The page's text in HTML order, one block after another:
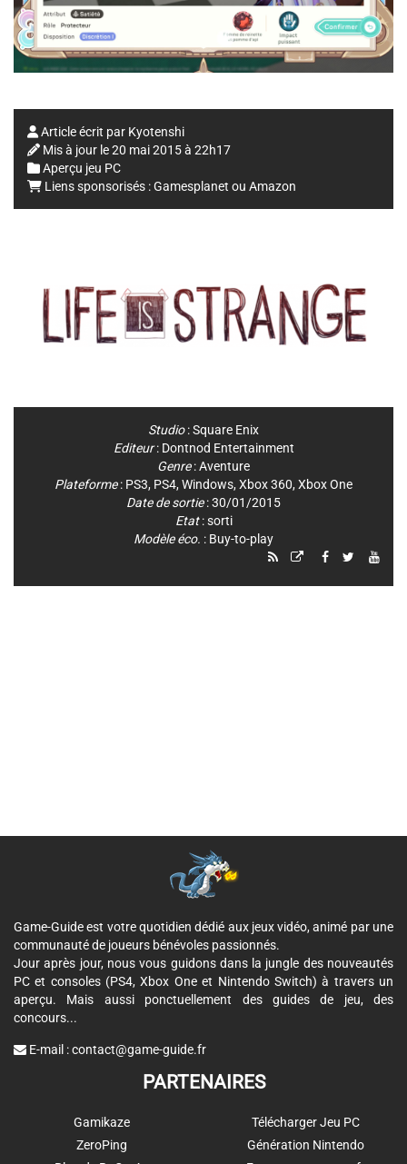
Article écrit par Kyotenshi
Mis à jour le20 mai 2015 à 22h17
Aperçu jeu PC
Liens sponsorisés :Gamesplanet ou Amazon
Studio:Square Enix
Editeur: Dontnod Entertainment
Genre:Aventure
Plateforme: PS3, PS4, Windows, Xbox 360, Xbox One
Date de sortie: 30/01/2015
Etat: sorti
Modèle éco. : Buy-to-play
Game-Guide est votre quotidien dédié aux jeux vidéo, animé par une
communauté de joueurs bénévoles passionnés.
Jour après jour, nous vous guidons dans la jungle des nouveautés
PC et consoles (PS4, Xbox One et Nintendo Switch) à travers un
aperçu. Mais aussi ponctuellement des guides de jeu, des
concours...
E-mail :contact@game-guide.fr
PARTENAIRES
Gamikaze
ZeroPing
Télécharger Jeu PC
Génération Nintendo